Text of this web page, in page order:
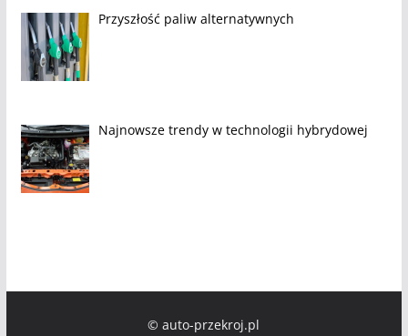
Przyszłość paliw alternatywnych
Najnowsze trendy w technologii hybrydowej
© auto-przekroj.pl